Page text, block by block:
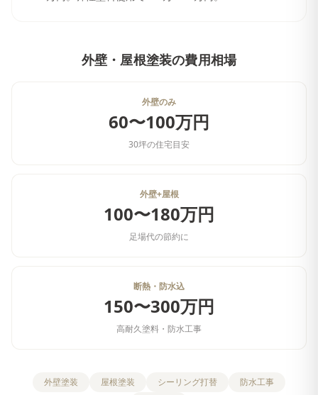
外壁・屋根塗装の費用相場
外壁のみ
60〜100万円
30坪の住宅目安
外壁+屋根
100〜180万円
足場代の節約に
断熱・防水込
150〜300万円
高耐久塗料・防水工事
外壁塗装 屋根塗装 シーリング打替
防水工事